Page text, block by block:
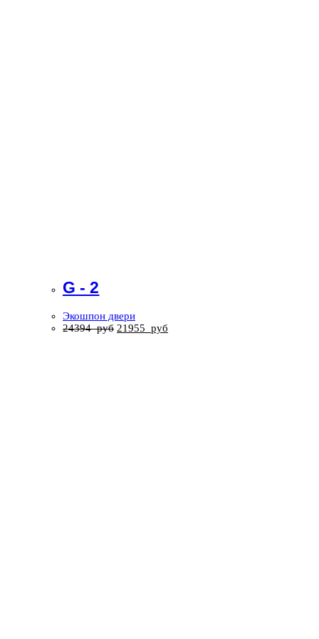
G - 2
Экошпон двери
24394руб 21955 руб